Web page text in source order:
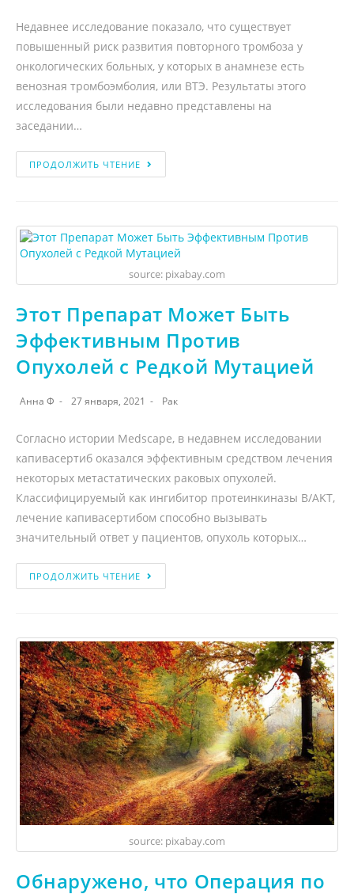
Недавнее исследование показало, что существует
повышенный риск развития повторного тромбоза у
онкологических больных, у которых в анамнезе есть
венозная тромбоэмболия, или ВТЭ. Результаты этого
исследования были недавно представлены на
заседании…
ПРОДОЛЖИТЬ ЧТЕНИЕ
source: pixabay.com
Этот Препарат Может Быть
Эффективным Против
Опухолей с Редкой Мутацией
Анна Ф 27 января, 2021 Рак
Согласно истории Medscape, в недавнем исследовании
капивасертиб оказался эффективным средством лечения
некоторых метастатических раковых опухолей.
Классифицируемый как ингибитор протеинкиназы B/AKT,
лечение капивасертибом способно вызывать
значительный ответ у пациентов, опухоль которых…
ПРОДОЛЖИТЬ ЧТЕНИЕ
source: pixabay.com
Обнаружено, что Операция по